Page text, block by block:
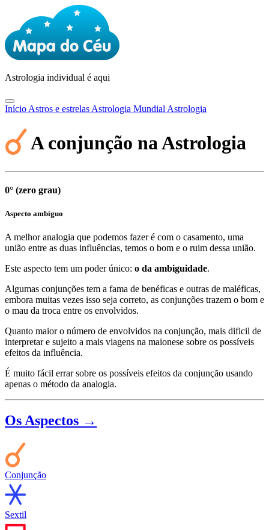
Astrologia individual é aqui
Início Astros e estrelas Astrologia Mundial Astrologia
A conjunção na Astrologia
0° (zero grau)
Aspecto ambíguo
A melhor analogia que podemos fazer é com o casamento, uma
união entre as duas influências, temos o bom e o ruim dessa união.
Este aspecto tem um poder único: o da ambiguidade.
Algumas conjunções tem a fama de benéficas e outras de maléficas,
embora muitas vezes isso seja correto, as conjunções trazem o bom e
o mau da troca entre os envolvidos.
Quanto maior o número de envolvidos na conjunção, mais dificil de
interpretar e sujeito a mais viagens na maionese sobre os possíveis
efeitos da influência.
É muito fácil errar sobre os possíveis efeitos da conjunção usando
apenas o método da analogia.
Os Aspectos →
Conjunção
Sextil